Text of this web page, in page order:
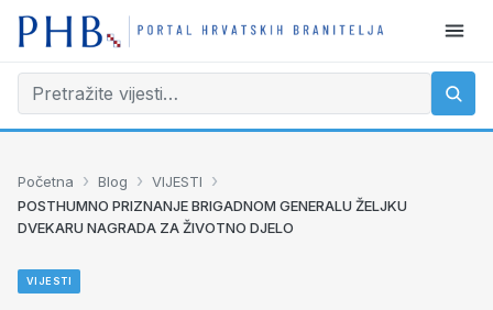
Početna › Blog › VIJESTI ›
POSTHUMNO PRIZNANJE BRIGADNOM GENERALU ŽELJKU
DVEKARU NAGRADA ZA ŽIVOTNO DJELO
VIJESTI